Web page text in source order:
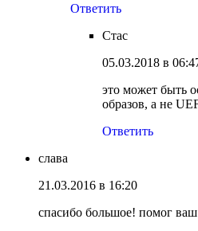
Ответить
Стас
05.03.2018 в
это может быть
образов, а не
Ответить
слава
21.03.2016 в 16:20
спасибо большое! помог ваш